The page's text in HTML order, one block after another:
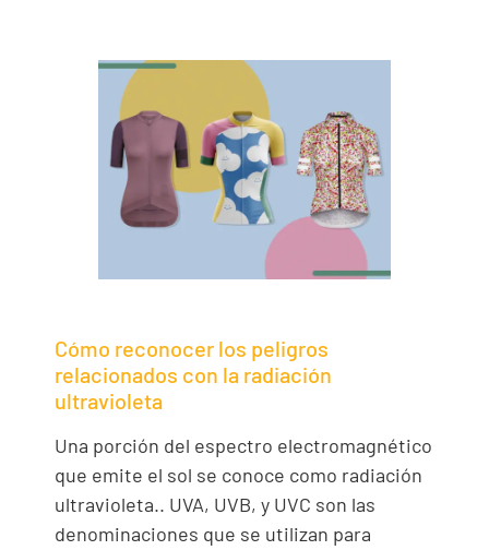
Cómo reconocer los peligros
relacionados con la radiación
ultravioleta
Una porción del espectro electromagnético
que emite el sol se conoce como radiación
ultravioleta.. UVA, UVB, y UVC son las
denominaciones que se utilizan para